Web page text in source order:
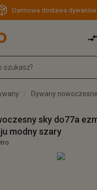
Darmowa dostawa dywanów
Dywany nowoczesne
sky do77a
modny szary